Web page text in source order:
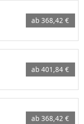
ab 368,42 €
ab 401,84 €
ab 368,42 €